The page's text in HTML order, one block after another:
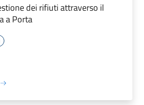
dei rifiuti attraverso il
a Porta